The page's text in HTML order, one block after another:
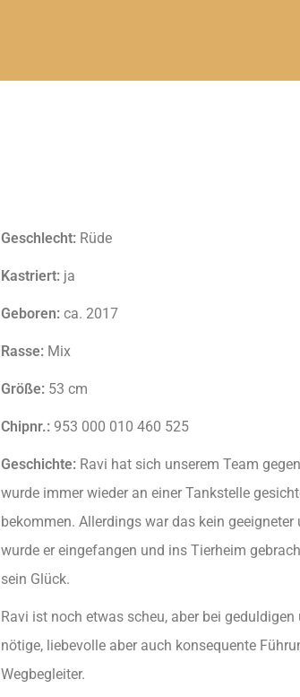
Geschlecht:Rüde
Kastriert: ja
Geboren:ca. 2017
Rasse:Mix
Größe: 53 cm
Chipnr.:953 000 010 460 525
Geschichte: Ravi hat sich unserem Team
wurde immer wieder an einer Tankstelle
bekommen. Allerdings war das kein
wurde er eingefangen und ins Tierheim
sein Glück.
Ravi ist noch etwas scheu, aber bei
nötige, liebevolle aber auch konsequente
Wegbegleiter.